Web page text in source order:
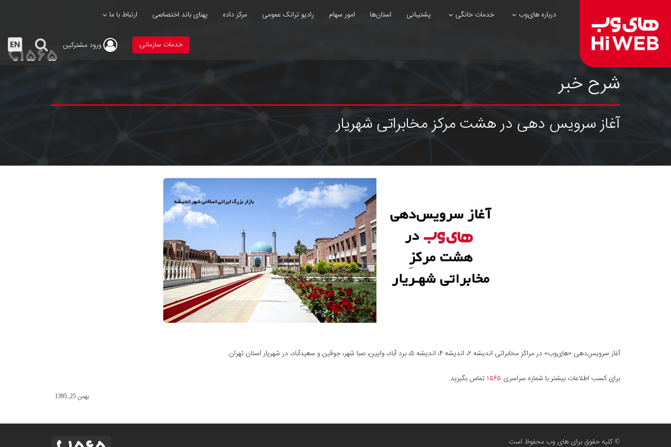
درباره های‌وب خدمات خانگی پشتیبانی استان‌ها امور سهام رادیو ترانک عمومی مرکز داده پهنای باند اختصاصی ارتباط با ما
ورود مشترکین خدمات سازمانی
شرح خبر
آغاز سرویس دهی در هشت مرکز مخابراتی شهریار
آغاز سرویس‌دهی «های‌وب» در مراکز مخابراتی اندیشه ۲، اندیشه ۴، اندیشه ۵، برد آباد، وایین، صبا شهر، جوقین و سعیدآباد، در شهریار استان تهران.
برای کسب اطلاعات بیشتر با شماره سراسری ۱۵۶۵ تماس بگیرید.
بهمن 25, 1395
© کلیه حقوق برای های وب محفوظ است